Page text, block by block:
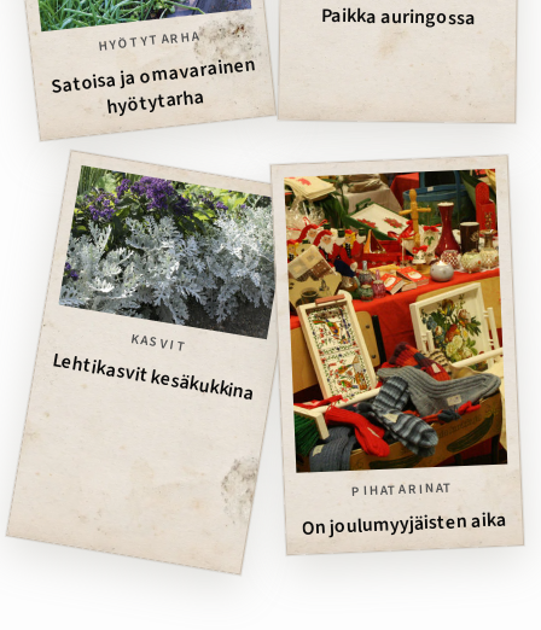
HYÖTYTARHA
Satoisa ja omavarainen
hyötytarha
Paikka auringossa
KASVIT
Lehtikasvit kesäkukkina
PIHATARINAT
On joulumyyjäisten aika